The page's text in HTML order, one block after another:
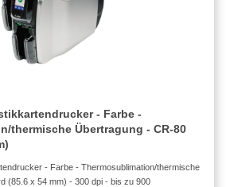
- Farbe -
thermische Übertragung - CR-80
- Farbe - Thermosublimation/thermische
(85.6 x 54 mm) - 300 dpi - bis zu 900